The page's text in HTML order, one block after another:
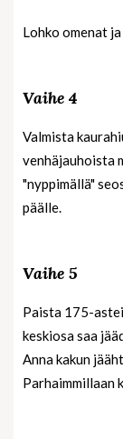
Lohko omenat
Vaihe 4
Valmista
venhäjauhoista
"nyppimällä"
päälle.
Vaihe 5
Paista 175-
keskiosa saa
Anna kakun
Parhaimmillaan